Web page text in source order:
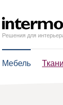
Решения для
Мебель Ткани